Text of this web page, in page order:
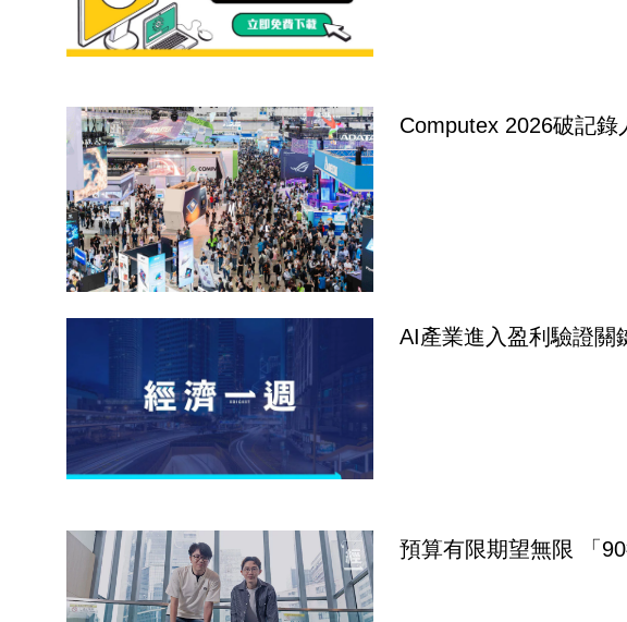
Computex 2026破記錄
AI產業進入盈利驗證關
預算有限期望無限 「